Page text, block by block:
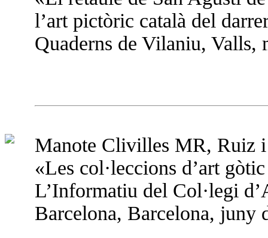
l’art pictòric català del
Quaderns de Vilaniu, Valls,
Manote Clivilles MR, Ruiz i
«Les col·leccions d’art
L’Informatiu del Col·legi
Barcelona, Barcelona, juny